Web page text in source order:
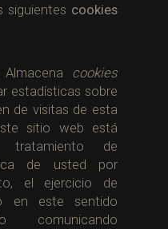
siguientes cookies
cookies
estadísticas sobre
de visitas de esta
sitio web está
tratamiento de
de usted por
el ejercicio de
en este sentido
comunicando